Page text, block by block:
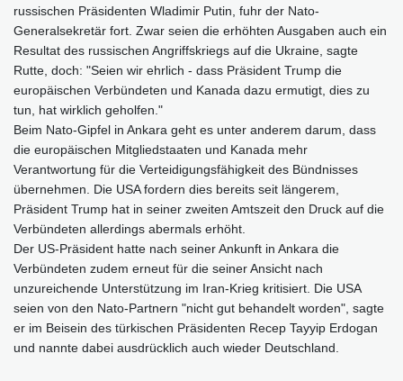
russischen Präsidenten Wladimir Putin, fuhr der Nato-
Generalsekretär fort. Zwar seien die erhöhten Ausgaben auch ein
Resultat des russischen Angriffskriegs auf die Ukraine, sagte
Rutte, doch: "Seien wir ehrlich - dass Präsident Trump die
europäischen Verbündeten und Kanada dazu ermutigt, dies zu
tun, hat wirklich geholfen."
Beim Nato-Gipfel in Ankara geht es unter anderem darum, dass
die europäischen Mitgliedstaaten und Kanada mehr
Verantwortung für die Verteidigungsfähigkeit des Bündnisses
übernehmen. Die USA fordern dies bereits seit längerem,
Präsident Trump hat in seiner zweiten Amtszeit den Druck auf die
Verbündeten allerdings abermals erhöht.
Der US-Präsident hatte nach seiner Ankunft in Ankara die
Verbündeten zudem erneut für die seiner Ansicht nach
unzureichende Unterstützung im Iran-Krieg kritisiert. Die USA
seien von den Nato-Partnern "nicht gut behandelt worden", sagte
er im Beisein des türkischen Präsidenten Recep Tayyip Erdogan
und nannte dabei ausdrücklich auch wieder Deutschland.